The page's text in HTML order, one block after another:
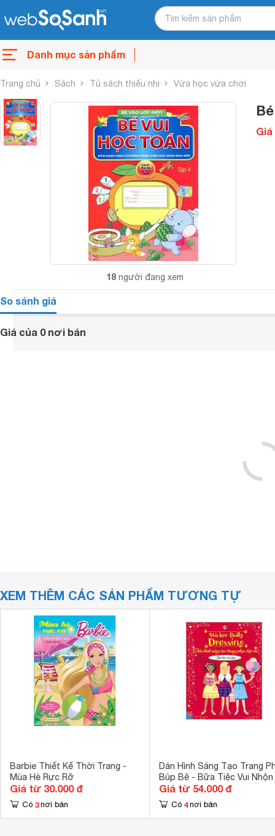
Danh mục sản phẩm
Trang chủ Sách Tủ sách thiếu nhi Vừa học vừa chơi
18 người đang xem
So sánh giá
Giá của 0 nơi bán
XEM THÊM CÁC SẢN PHẨM TƯƠNG TỰ
Barbie Thiết Kế Thời Trang -
Mùa Hè Rực Rỡ
Giá từ 30.000 đ
Có 3 nơi bán
Dán Hình Sáng Tạo Trang
Búp Bê - Bữa Tiệc Vui Nhộn
Giá từ 54.000 đ
Có 4 nơi bán